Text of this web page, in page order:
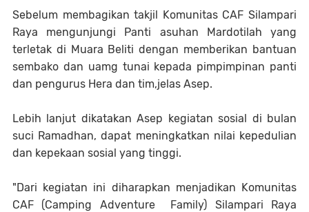
Sebelum membagikan takjil Komunitas CAF Silampari
Raya mengunjungi Panti asuhan Mardotilah yang
terletak di Muara Beliti dengan memberikan bantuan
sembako dan uamg tunai kepada pimpimpinan panti
dan pengurus Hera dan tim,jelas Asep.
Lebih lanjut dikatakan Asep kegiatan sosial di bulan
suci Ramadhan, dapat meningkatkan nilai kepedulian
dan kepekaan sosial yang tinggi.
"Dari kegiatan ini diharapkan menjadikan Komunitas
CAF (Camping Adventure Family) Silampari Raya